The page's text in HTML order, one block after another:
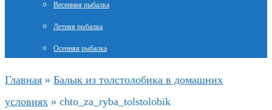
Весенняя рыбалка
Летняя рыбалка
Осенняя рыбалка
Главная » Балык из толстолобика в домашних
условиях » chto_za_ryba_tolstolobik